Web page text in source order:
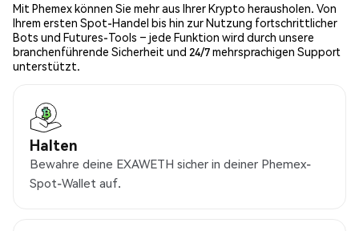
Mit Phemex können Sie mehr aus Ihrer Krypto herausholen. Von
Ihrem ersten Spot-Handel bis hin zur Nutzung fortschrittlicher
Bots und Futures-Tools – jede Funktion wird durch unsere
branchenführende Sicherheit und 24/7 mehrsprachigen Support
unterstützt.
Halten
Bewahre deine EXAWETH sicher in deiner Phemex-
Spot-Wallet auf.